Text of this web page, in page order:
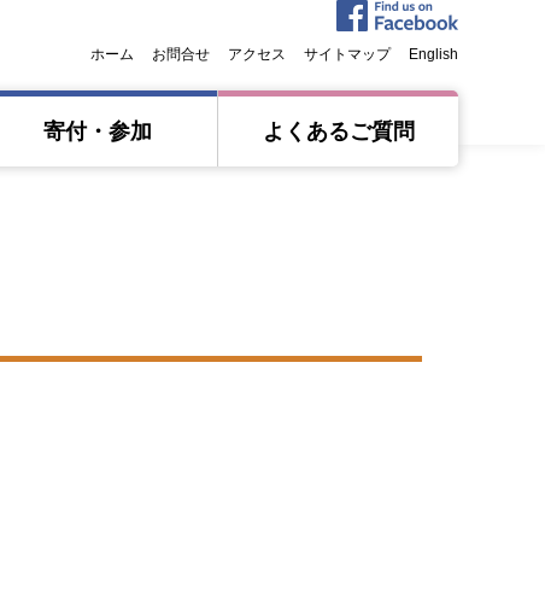
ホーム お問合せ アクセス サイトマップ English
寄付・参加 よくあるご質問